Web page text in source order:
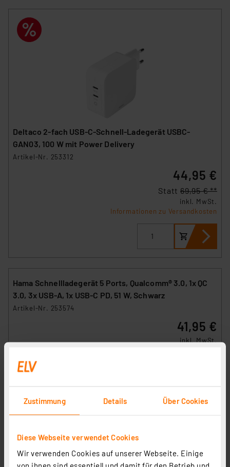
Zustimmung Details Über Cookies
Diese Webseite verwendet Cookies
Wir verwenden Cookies auf unserer Webseite. Einige
Deltaco 2-fach USB-C-Schnell-Ladegerät USBC-
GAN03, 100 W mit Power Delivery
Artikel-Nr. 253312
44,95 €
Statt 69,95 € **
inkl. MwSt.
Informationen zu Versandkosten
Hama Schnellladegerät 5 Ports, Qualcomm® 3.0, 1x QC
3.0, 3x USB-A, 1x USB-C PD, 51 W, Schwarz
Artikel-Nr. 253574
41,95 €
inkl. MwSt.